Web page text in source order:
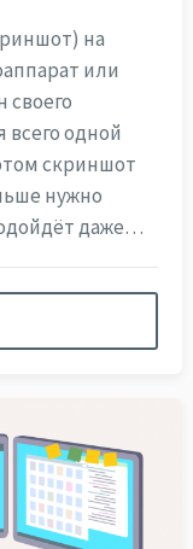
на
или
своего
всего одной
скриншот
нужно
даже…